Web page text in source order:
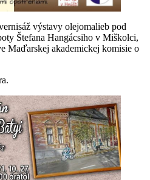
výstavy olejomalieb pod
Štefana Hangácsiho v Miškolci,
Maďarskej akademickej komisie o